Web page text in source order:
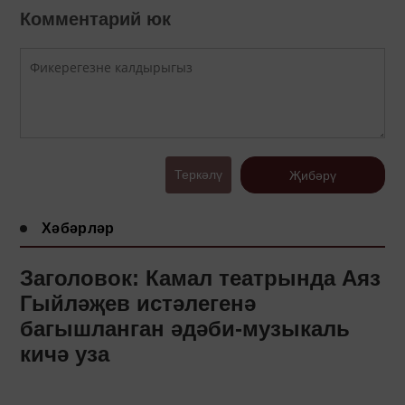
Комментарий юк
Теркәлү Җибәрү
Хәбәрләр
Заголовок: Камал театрында Аяз
Гыйләҗев истәлегенә
багышланган әдәби-музыкаль
кичә уза